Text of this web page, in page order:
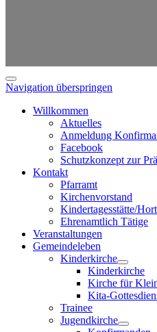
Navigation überspringen
Willkommen
Aktuelles
Anmeldung
Facebook
Schutzkonzept zur
Kontakt
Pfarramt
Kirchenvorstand
Kindertagesstätte/Hort
Ehrenamtlich Tätige
Veranstaltungen
Gemeindeleben
Kinderkirche
Kinderkirche
Kirche für
Kita-
Trainee
Jugendkirche